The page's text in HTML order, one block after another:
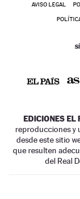
AVISO LEGAL
EDICIONES EL
reproducciones y
desde este sitio
que resulten
del Real